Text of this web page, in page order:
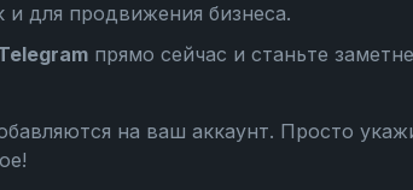
и для продвижения бизнеса.
прямо сейчас и станьте
на ваш аккаунт. Просто